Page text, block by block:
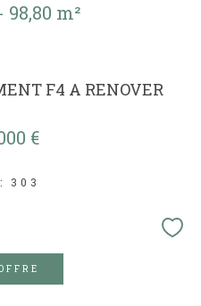
m²
F4 A RENOVER
€
303